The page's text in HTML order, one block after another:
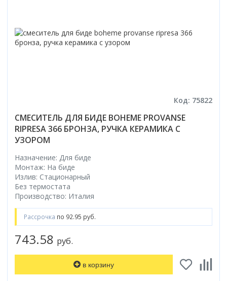
Код: 75822
СМЕСИТЕЛЬ ДЛЯ БИДЕ BOHEME PROVANSE
RIPRESA 366 БРОНЗА, РУЧКА КЕРАМИКА С
УЗОРОМ
Назначение: Для биде
Монтаж: На биде
Излив: Стационарный
Без термостата
Производство: Италия
Рассрочка по 92.95 руб.
743.58 руб.
в корзину